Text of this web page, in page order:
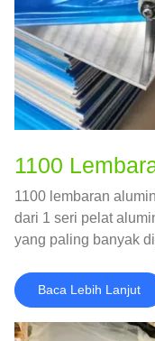
1100
1100 lembaran
dari 1 seri pelat
yang paling banyak
Baca Lebih Lanjut